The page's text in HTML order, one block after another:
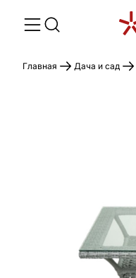
Главная Дача и сад